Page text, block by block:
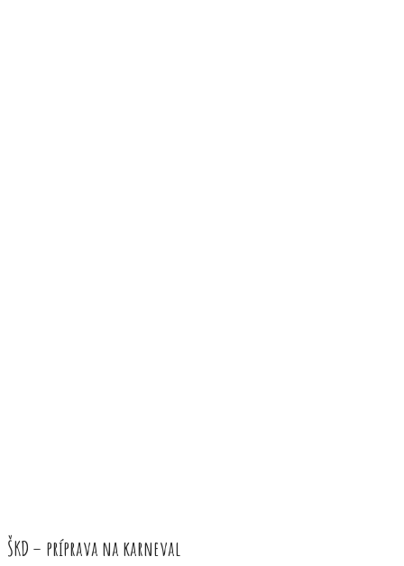
ŠKD – príprava na karneval